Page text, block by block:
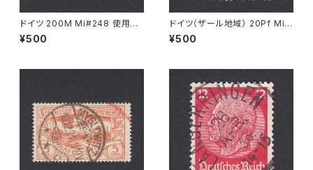
ドイツ 200M Mi#248 使用済
み切手｜RIESA 8.8.1923
¥500
ドイツ（ザール地域） 20Pf Mi#
35 使用済み切手｜SAARBRÜ
CKEN 6.7.1920
¥500